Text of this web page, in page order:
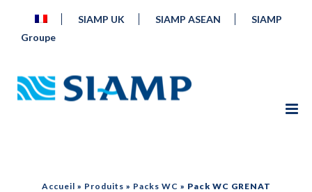
SIAMP UK SIAMP ASEAN
SIAMP
Groupe
Accueil » Produits » Packs WC » Pack WC GRENAT